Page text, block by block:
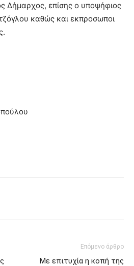
Δήμαρχος, επίσης ο υποψήφιος
καθώς και εκπροσωποι
Επόμενο άρθρο
Με επιτυχία η κοπή της